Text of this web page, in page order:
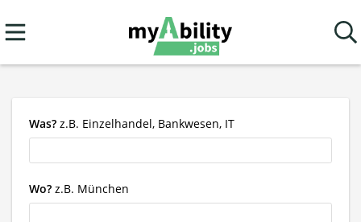
Was? z.B. Einzelhandel, Bankwesen, IT
Wo? z.B. München